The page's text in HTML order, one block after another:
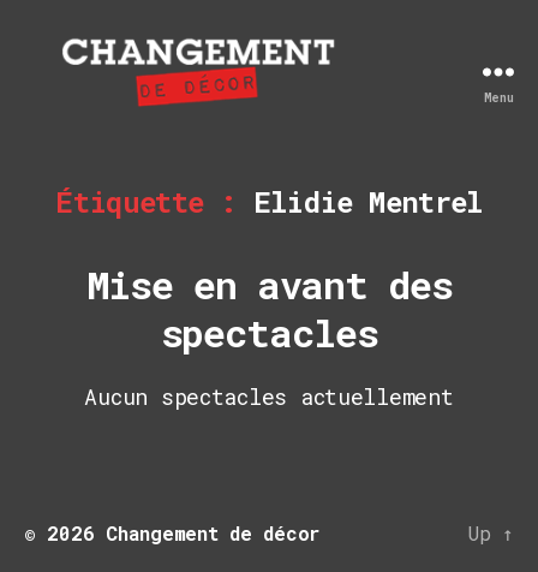
Menu
Étiquette : Elidie Mentrel
Mise en avant des
spectacles
Aucun spectacles actuellement
© 2026 Changement de décor Up ↑